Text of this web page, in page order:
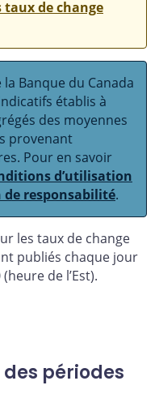
de change
Banque du Canada
établis à
des moyennes
provenant
Pour en savoir
d’utilisation
de responsabilité.
les taux de change
publiés chaque jour
de l’Est).
périodes